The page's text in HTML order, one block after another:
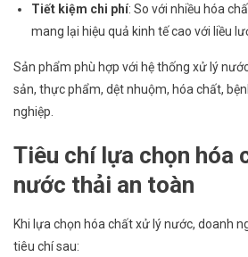
Tiết kiệm chi phí: So với nhiều hóa
mang lại hiệu quả kinh tế cao với liều
Sản phẩm phù hợp với hệ thống xử lý
sản, thực phẩm, dệt nhuộm, hóa chất,
nghiệp.
Tiêu chí lựa chọn hóa
nước thải an toàn
Khi lựa chọn hóa chất xử lý nước, doanh
tiêu chí sau: